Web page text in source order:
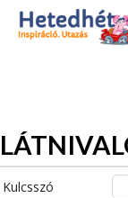
Az oldal sütiket
Adatvédelmi
Kulcsszó